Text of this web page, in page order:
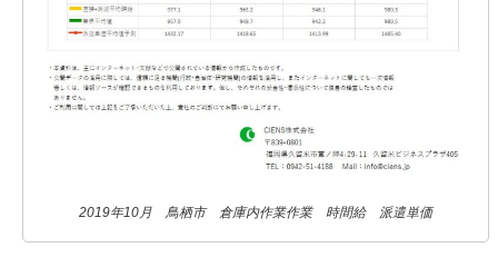
2019年10月 鳥栖市 倉庫内作業作業 時間給 派遣単価